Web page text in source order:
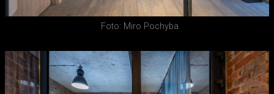
Foto: Miro Pochyba